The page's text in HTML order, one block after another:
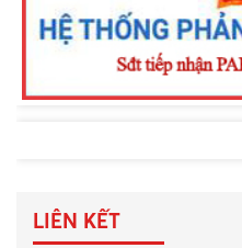
LIÊN KẾT